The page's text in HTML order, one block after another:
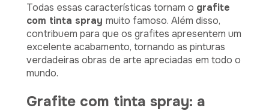
Todas essas características tornam o grafite
com tinta spray muito famoso. Além disso,
contribuem para que os grafites apresentem um
excelente acabamento, tornando as pinturas
verdadeiras obras de arte apreciadas em todo o
mundo.
Grafite com tinta spray: a